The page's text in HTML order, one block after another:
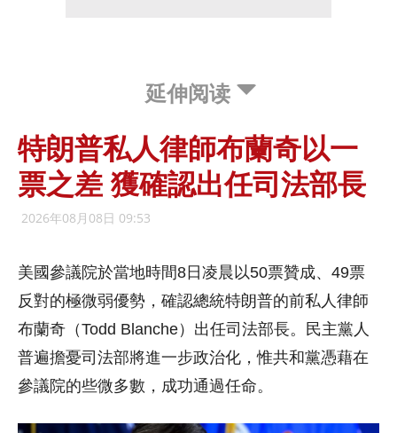
延伸阅读
特朗普私人律師布蘭奇以一
票之差 獲確認出任司法部長
2026年08月08日 09:53
美國參議院於當地時間8日凌晨以50票贊成、49票
反對的極微弱優勢，確認總統特朗普的前私人律師
布蘭奇（Todd Blanche）出任司法部長。民主黨人
普遍擔憂司法部將進一步政治化，惟共和黨憑藉在
參議院的些微多數，成功通過任命。